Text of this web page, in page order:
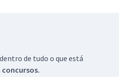
de tudo o que está
concursos.